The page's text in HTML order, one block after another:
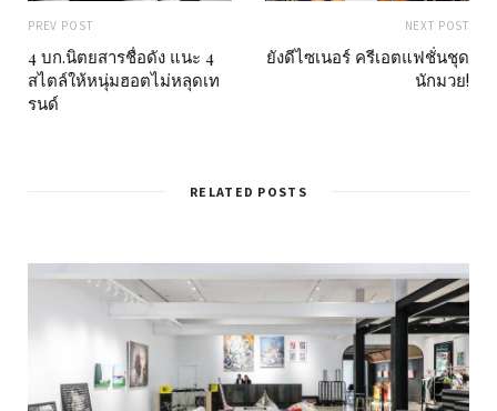
PREV POST
4 บก.นิตยสารชื่อดัง แนะ 4
สไตล์ให้หนุ่มฮอตไม่หลุดเท
รนด์
NEXT POST
ยังดีไซเนอร์ ครีเอตแฟชั่นชุด
นักมวย!
RELATED POSTS